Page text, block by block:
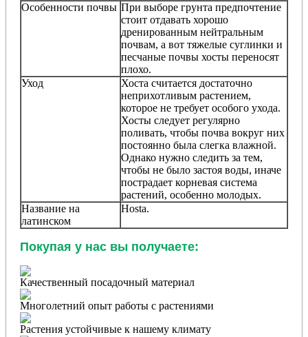
Особенности почвы При выборе грунта предпочтение
стоит отдавать хорошо
дренированным нейтральным
почвам, а вот тяжелые суглинки и
песчаные почвы хосты переносят
плохо.
Уход
Хоста считается достаточно
неприхотливым растением,
которое не требует особого ухода.
Хосты следует регулярно
поливать, чтобы почва вокруг них
постоянно была слегка влажной.
Однако нужно следить за тем,
чтобы не было застоя воды, иначе
пострадает корневая система
растений, особенно молодых.
Название на
латинском
Hosta.
Покупая у нас вы получаете:
Качественный посадочный материал
Многолетний опыт работы с растениями
Растения устойчивые к нашему климату